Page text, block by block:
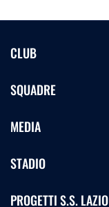
CLUB
SQUADRE
MEDIA
STADIO
PROGETTI S.S. LAZIO